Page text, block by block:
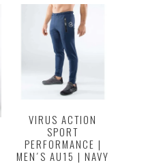
VIRUS ACTION
SPORT
PERFORMANCE |
MEN´S AU15 | NAVY